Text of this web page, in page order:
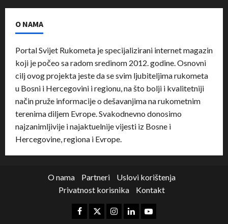
O NAMA
Portal Svijet Rukometa je specijalizirani internet magazin
koji je počeo sa radom sredinom 2012. godine. Osnovni
cilj ovog projekta jeste da se svim ljubiteljima rukometa
u Bosni i Hercegovini i regionu, na što bolji i kvalitetniji
način pruže informacije o dešavanjima na rukometnim
terenima diljem Evrope. Svakodnevno donosimo
najzanimljivije i najaktuelnije vijesti iz Bosne i
Hercegovine, regiona i Evrope.
O nama Partneri
Uslovi korištenja
Privatnost korisnika
Kontakt